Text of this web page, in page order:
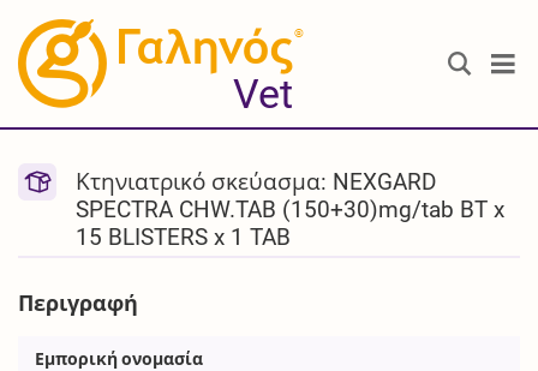
®
Vet
Κτηνιατρικό σκεύασμα: NEXGARD
SPECTRA CHW.TAB (150+30)mg/tab BT x
15 BLISTERS x 1 TAB
Περιγραφή
Εμπορική ονομασία